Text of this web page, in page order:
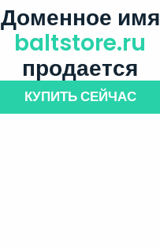
Доменное имя
baltstore.ru
продается
КУПИТЬ СЕЙЧАС